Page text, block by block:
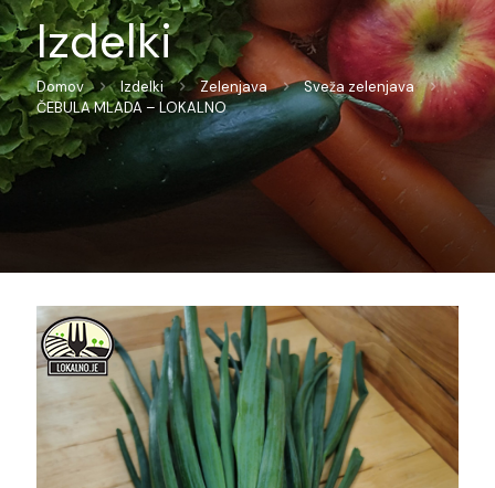
Izdelki
Domov Izdelki Zelenjava
Sveža zelenjava
ČEBULA MLADA – LOKALNO